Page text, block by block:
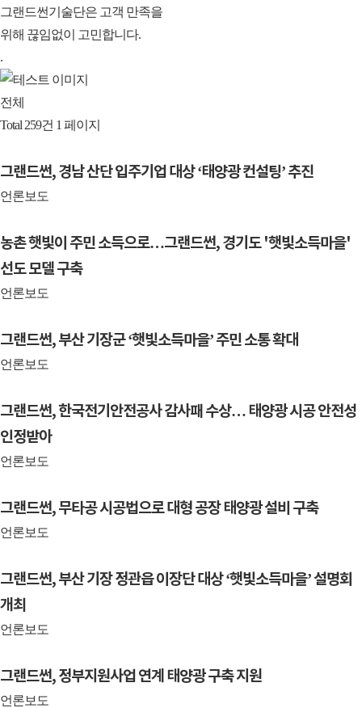
그랜드썬기술단은 고객 만족을
위해 끊임없이 고민합니다.
.
전체
Total 259건 1 페이지
그랜드썬, 경남 산단 입주기업 대상 ‘태양광 컨설팅’ 추진
언론보도
농촌 햇빛이 주민 소득으로…그랜드썬, 경기도 '햇빛소득마을'
선도 모델 구축
언론보도
그랜드썬, 부산 기장군 ‘햇빛소득마을’ 주민 소통 확대
언론보도
그랜드썬, 한국전기안전공사 감사패 수상… 태양광 시공 안전성
인정받아
언론보도
그랜드썬, 무타공 시공법으로 대형 공장 태양광 설비 구축
언론보도
그랜드썬, 부산 기장 정관읍 이장단 대상 ‘햇빛소득마을’ 설명회
개최
언론보도
그랜드썬, 정부지원사업 연계 태양광 구축 지원
언론보도